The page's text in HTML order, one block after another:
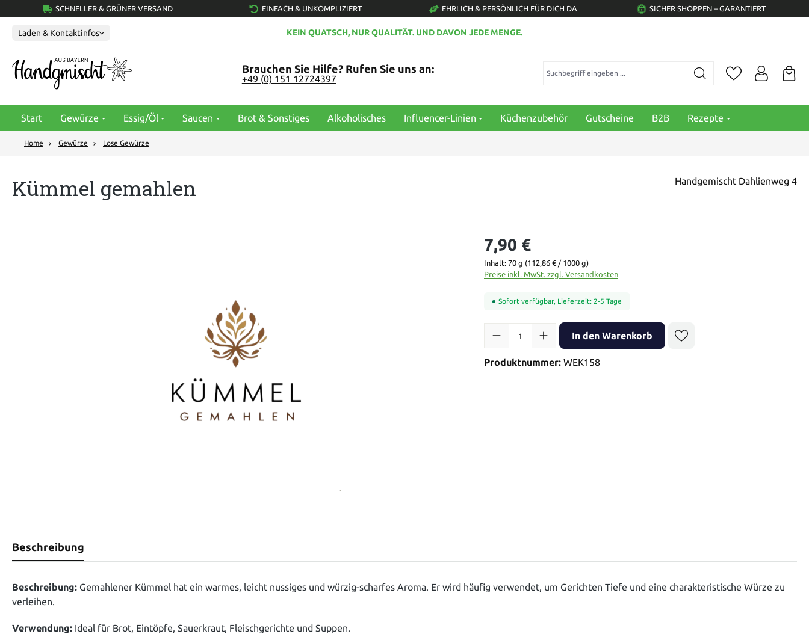
Zur Hauptnavigation springen
SCHNELLER & GRÜNER VERSAND EINFACH & UNKOMPLIZIERT EHRLICH & PERSÖNLICH FÜR DICH DA SICHER SHOPPEN – GARANTIERT
Laden & Kontaktinfos KEIN QUATSCH, NUR QUALITÄT. UND DAVON JEDE MENGE.
Brauchen Sie Hilfe? Rufen Sie uns an:
+49 (0) 151 12724397
Suchbegriff eingeben ...
Start Gewürze Essig/Öl Saucen Brot & Sonstiges Alkoholisches Influencer-Linien Küchenzubehör Gutscheine B2B Rezepte
Home Gewürze Lose Gewürze
Kümmel gemahlen Handgemischt Dahlienweg 4
7,90 €
Inhalt: 70 g (112,86 € / 1000 g)
Preise inkl. MwSt. zzgl. Versandkosten
Sofort verfügbar, Lieferzeit: 2-5 Tage
Produkt Anzahl: Gib den gewünschten Wert ein oder benutze die
In den Warenkorb
Produktnummer: WEK158
Beschreibung
Beschreibung: Gemahlener Kümmel hat ein warmes, leicht nussiges und würzig-scharfes Aroma. Er wird häufig verwendet, um Gerichten Tiefe und eine charakteristische Würze zu
verleihen.
Verwendung: Ideal für Brot, Eintöpfe, Sauerkraut, Fleischgerichte und Suppen.